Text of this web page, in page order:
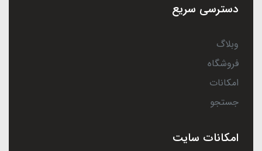
دسترسی سریع
وبلاگ
فروشگاه
امکانات
جستجو
امکانات سایت